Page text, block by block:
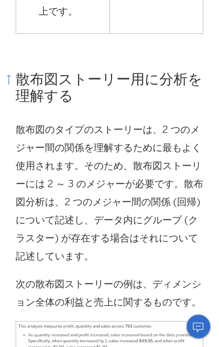
上です。
散布図ストーリー用に分析を
理解する
散布図のタイプのストーリーは、2 つのメ
ジャー間の関係を理解するために最もよく
使用されます。そのため、散布図ストーリ
ーには 2 ～ 3 のメジャーが必要です。散布
図分析は、2 つのメジャー間の関係 (回帰)
について記述し、データ内にグループ (ク
ラスター) が存在する場合はそれについて
記述しています。
次の散布図ストーリーの例は、ディメンシ
ョン全体の利益と売上に関するものです。